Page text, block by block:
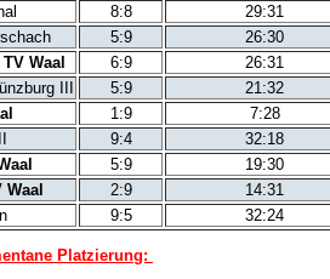
8:8
29:31
5:9
26:30
TV Waal 6:9
26:31
III 5:9
21:32
1:9
7:28
9:4
32:18
5:9
19:30
Waal 2:9
14:31
9:5 32:24
Platzierung: